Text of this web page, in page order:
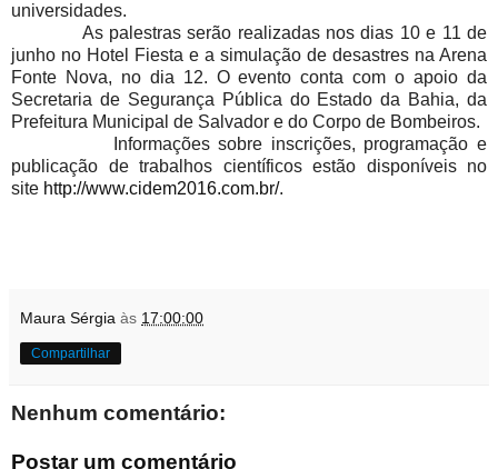
universidades.
As palestras serão realizadas nos dias 10 e 11 de
junho no Hotel Fiesta e a simulação de desastres na Arena
Fonte Nova, no dia 12. O evento conta com o apoio da
Secretaria de Segurança Pública do Estado da Bahia, da
Prefeitura Municipal de Salvador e do Corpo de Bombeiros.
Informações sobre inscrições, programação e
publicação de trabalhos científicos estão disponíveis no
site http://www.cidem2016.com.br/.
Maura Sérgia às 17:00:00
Compartilhar
Nenhum comentário:
Postar um comentário